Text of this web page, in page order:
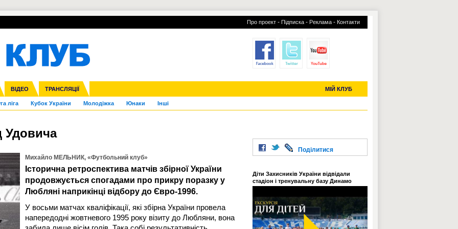
Про проект - Підписка - Реклама - Контакти
ВІДЕО ТРАНСЛЯЦІЇ МІЙ КЛУБ
ліга Кубок України Молодіжка Юнаки Інші
Ліга націй Ліга конференцій
Франція ІншіЧЄ-2015 (U-21)
УПЛ-ПЕРЕХОДИ УСІ ТРАНСФЕРИ
Удовича
Михайло МЕЛЬНИК, «Футбольний клуб»
Історична ретроспектива матчів збірної України
продовжується спогадами про прикру поразку у
Любляні наприкінці відбору до Євро-1996.
У восьми матчах кваліфікації, які збірна України провела
напередодні жовтневого 1995 року візиту до Любляни, вона
Поділитися
Діти Захисників України відвідали
стадіон і тренувальну базу Динамо